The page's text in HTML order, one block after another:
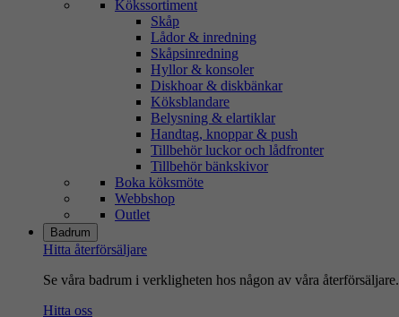
Kökssortiment
Skåp
Lådor & inredning
Skåpsinredning
Hyllor & konsoler
Diskhoar & diskbänkar
Köksblandare
Belysning & elartiklar
Handtag, knoppar & push
Tillbehör luckor och lådfronter
Tillbehör bänkskivor
Boka köksmöte
Webbshop
Outlet
Badrum
Hitta återförsäljare
Se våra badrum i verkligheten hos någon av våra återförsäljare.
Hitta oss